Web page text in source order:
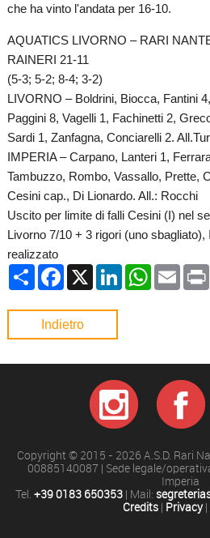
che ha vinto l'andata per 16-10.
AQUATICS LIVORNO – RARI
RAINERI 21-11
(5-3; 5-2; 8-4; 3-2)
LIVORNO – Boldrini, Biocca, Fantini
Paggini 8, Vagelli 1, Fachinetti 2,
Sardi 1, Zanfagna, Conciarelli 2.
IMPERIA – Carpano, Lanteri 1,
Tambuzzo, Rombo, Vassallo, Prette,
Cesini cap., Di Lionardo. All.: Rocchi
Uscito per limite di falli Cesini (I) nel
Livorno 7/10 + 3 rigori (uno
realizzato
CondividiFacebook
X LinkedInWhatsApp
Email
Indietro
Copyright © 2015 - 2026 A.S.D. Rari
00885140087 | Sede legale/
Imperia
Tel. +39 0183 650353| Mail:
Credits | Privacy|